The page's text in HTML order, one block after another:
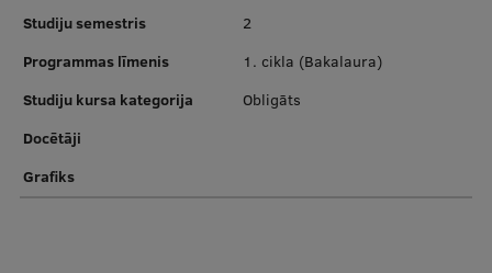
Inovāciju centrs
Starptautiskā sadarbība
Studiju semestris
2
Programmas līmenis
1. cikla (Bakalaura)
Studiju kursa kategorija
Obligāts
Docētāji
Grafiks